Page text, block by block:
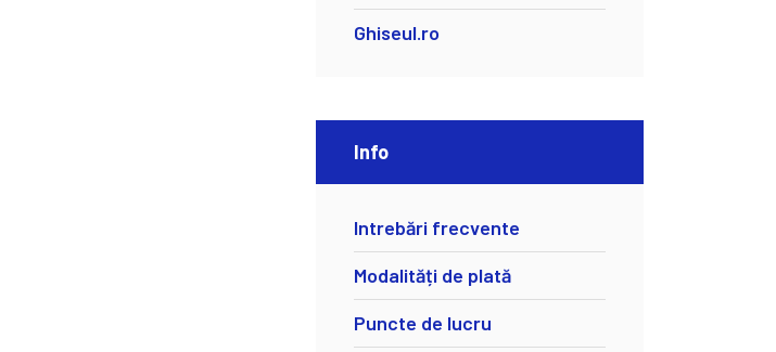
Ghiseul.ro
Info
Intrebări frecvente
Modalități de plată
Puncte de lucru